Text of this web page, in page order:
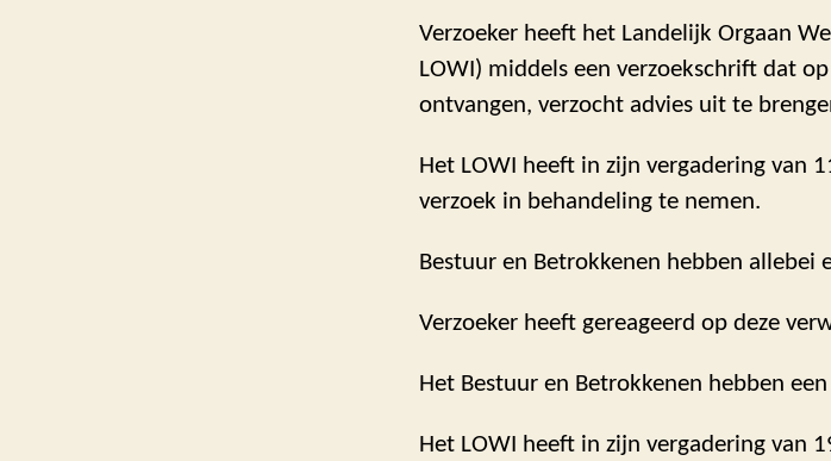
Verzoeker heeft het Landelijk Orgaan
LOWI) middels een verzoekschrift dat
ontvangen, verzocht advies uit te
Het LOWI heeft in zijn vergadering van
verzoek in behandeling te nemen.
Bestuur en Betrokkenen hebben allebei
Verzoeker heeft gereageerd op deze
Het Bestuur en Betrokkenen hebben
Het LOWI heeft in zijn vergadering van